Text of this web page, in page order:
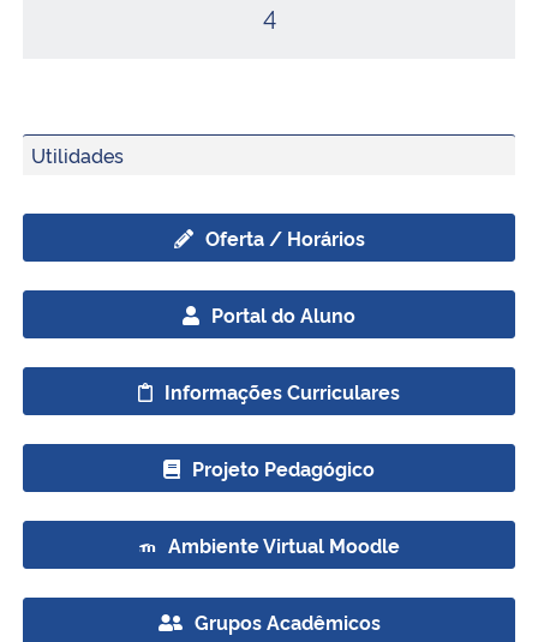
Gabinete de Segurança Institucional
Advocacia-Geral da União
Banco Central do Brasil
4
Utilidades
Oferta / Horários
Portal do Aluno
Informações Curriculares
Projeto Pedagógico
Ambiente Virtual Moodle
Grupos Acadêmicos